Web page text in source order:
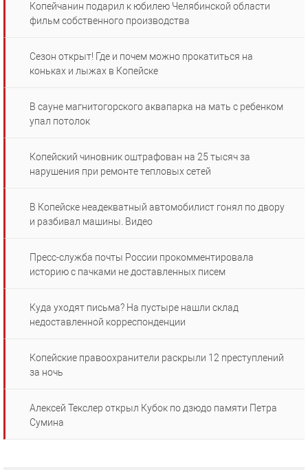
Копейчанин подарил к юбилею Челябинской области
фильм собственного производства
Сезон открыт! Где и почем можно прокатиться на
коньках и лыжах в Копейске
В сауне магнитогорского аквапарка на мать с ребенком
упал потолок
Копейский чиновник оштрафован на 25 тысяч за
нарушения при ремонте тепловых сетей
В Копейске неадекватный автомобилист гонял по двору
и разбивал машины. Видео
Пресс-служба почты России прокомментировала
историю с пачками не доставленных писем
Куда уходят письма? На пустыре нашли склад
недоставленной корреспонденции
Копейские правоохранители раскрыли 12 преступлений
за ночь
Алексей Текслер открыл Кубок по дзюдо памяти Петра
Сумина